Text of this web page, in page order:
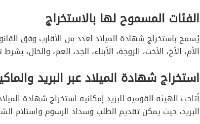
الفئات المسموح لها بالاستخراج
يُسمح باستخراج شهادة الميلاد لعدد من الأقارب وفق
الأم، الأخ، الأخت، الزوجة، الأبناء، الجد، العم، والخال،
استخراج شهادة الميلاد عبر البريد
أتاحت الهيئة القومية للبريد إمكانية استخراج شهادة
البريد، حيث يمكن تقديم الطلب وسداد الرسوم واستلام